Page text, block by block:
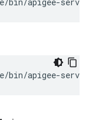
bin/apigee-